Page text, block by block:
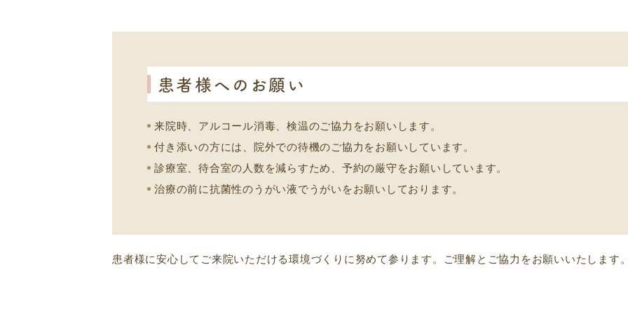
患者様へのお願い
来院時、アルコール消毒、検温のご協力をお願いします。
付き添いの方には、院外での待機のご協力をお願いしています。
診療室、待合室の人数を減らすため、予約の厳守をお願いしています。
治療の前に抗菌性のうがい液でうがいをお願いしております。
患者様に安心してご来院いただける環境づくりに努めて参ります。ご理解とご協力をお願いいたします